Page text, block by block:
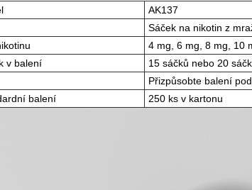
AK137
Sáček na nikotin z
4 mg, 6 mg, 8 mg, 10
v balení
15 sáčků nebo 20
Přizpůsobte balení
balení
250 ks v kartonu